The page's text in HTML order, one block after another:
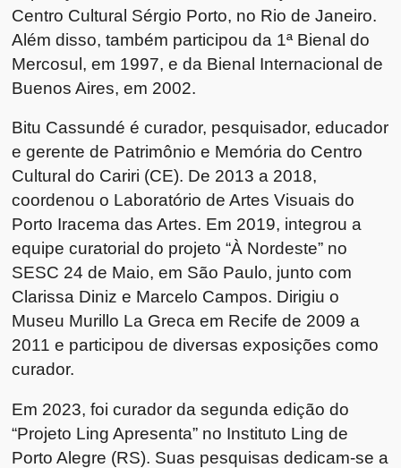
Centro Cultural Sérgio Porto, no Rio de Janeiro.
Além disso, também participou da 1ª Bienal do
Mercosul, em 1997, e da Bienal Internacional de
Buenos Aires, em 2002.
Bitu Cassundé é curador, pesquisador, educador
e gerente de Patrimônio e Memória do Centro
Cultural do Cariri (CE). De 2013 a 2018,
coordenou o Laboratório de Artes Visuais do
Porto Iracema das Artes. Em 2019, integrou a
equipe curatorial do projeto “À Nordeste” no
SESC 24 de Maio, em São Paulo, junto com
Clarissa Diniz e Marcelo Campos. Dirigiu o
Museu Murillo La Greca em Recife de 2009 a
2011 e participou de diversas exposições como
curador.
Em 2023, foi curador da segunda edição do
“Projeto Ling Apresenta” no Instituto Ling de
Porto Alegre (RS). Suas pesquisas dedicam-se a